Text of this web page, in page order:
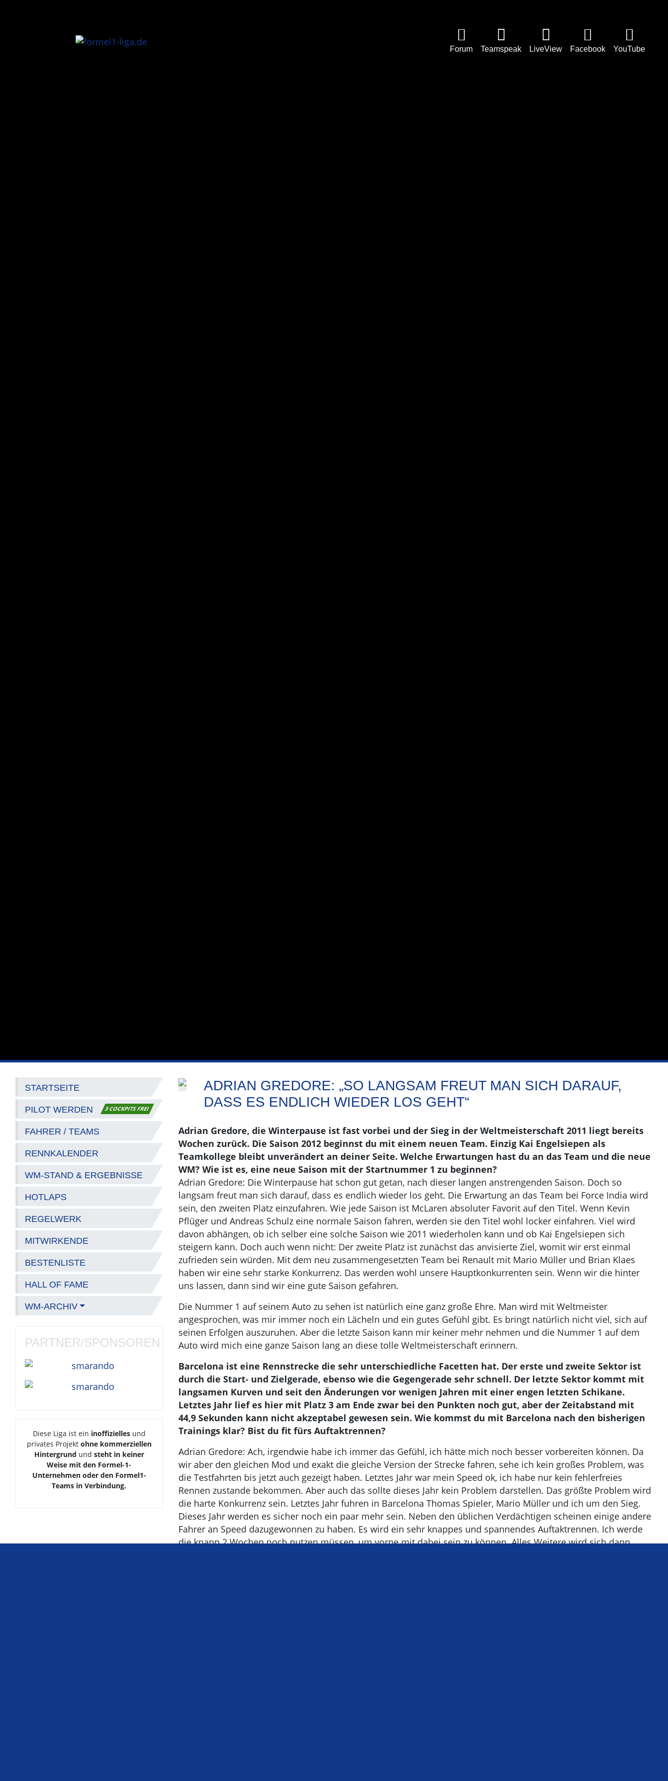
Forum Teamspeak LiveView Facebook YouTube
STARTSEITE
PILOT WERDEN 3 COCKPITS FREI
FAHRER / TEAMS
RENNKALENDER
WM-STAND & ERGEBNISSE
HOTLAPS
REGELWERK
MITWIRKENDE
BESTENLISTE
HALL OF FAME
WM-ARCHIV
PARTNER/SPONSOREN
Diese Liga ist ein inoffiziellesund
privates Projekt ohne kommerziellen
Hintergrund und steht in keiner
Weise mit den Formel-1-
Unternehmen oder den Formel1-
Teams in Verbindung.
ADRIAN GREDORE: „SO LANGSAM FREUT MAN SICH DARAUF,
DASS ES ENDLICH WIEDER LOS GEHT“
Adrian Gredore, die Winterpause ist fast vorbei und der Sieg in der Weltmeisterschaft 2011 liegt bereits
Wochen zurück. Die Saison 2012 beginnst du mit einem neuen Team. Einzig Kai Engelsiepen als
Teamkollege bleibt unverändert an deiner Seite. Welche Erwartungen hast du an das Team und die neue
WM? Wie ist es, eine neue Saison mit der Startnummer 1 zu beginnen?
Adrian Gredore: Die Winterpause hat schon gut getan, nach dieser langen anstrengenden Saison. Doch so
langsam freut man sich darauf, dass es endlich wieder los geht. Die Erwartung an das Team bei Force India wird
sein, den zweiten Platz einzufahren. Wie jede Saison ist McLaren absoluter Favorit auf den Titel. Wenn Kevin
Pflüger und Andreas Schulz eine normale Saison fahren, werden sie den Titel wohl locker einfahren. Viel wird
davon abhängen, ob ich selber eine solche Saison wie 2011 wiederholen kann und ob Kai Engelsiepen sich
steigern kann. Doch auch wenn nicht: Der zweite Platz ist zunächst das anvisierte Ziel, womit wir erst einmal
zufrieden sein würden. Mit dem neu zusammengesetzten Team bei Renault mit Mario Müller und Brian Klaes
haben wir eine sehr starke Konkurrenz. Das werden wohl unsere Hauptkonkurrenten sein. Wenn wir die hinter
uns lassen, dann sind wir eine gute Saison gefahren.
Die Nummer 1 auf seinem Auto zu sehen ist natürlich eine ganz große Ehre. Man wird mit Weltmeister
angesprochen, was mir immer noch ein Lächeln und ein gutes Gefühl gibt. Es bringt natürlich nicht viel, sich auf
seinen Erfolgen auszuruhen. Aber die letzte Saison kann mir keiner mehr nehmen und die Nummer 1 auf dem
Auto wird mich eine ganze Saison lang an diese tolle Weltmeisterschaft erinnern.
Barcelona ist eine Rennstrecke die sehr unterschiedliche Facetten hat. Der erste und zweite Sektor ist
durch die Start- und Zielgerade, ebenso wie die Gegengerade sehr schnell. Der letzte Sektor kommt mit
langsamen Kurven und seit den Änderungen vor wenigen Jahren mit einer engen letzten Schikane.
Letztes Jahr lief es hier mit Platz 3 am Ende zwar bei den Punkten noch gut, aber der Zeitabstand mit
44,9 Sekunden kann nicht akzeptabel gewesen sein. Wie kommst du mit Barcelona nach den bisherigen
Trainings klar? Bist du fit fürs Auftaktrennen?
Adrian Gredore: Ach, irgendwie habe ich immer das Gefühl, ich hätte mich noch besser vorbereiten können. Da
wir aber den gleichen Mod und exakt die gleiche Version der Strecke fahren, sehe ich kein großes Problem, was
die Testfahrten bis jetzt auch gezeigt haben. Letztes Jahr war mein Speed ok, ich habe nur kein fehlerfreies
Rennen zustande bekommen. Aber auch das sollte dieses Jahr kein Problem darstellen. Das größte Problem wird
die harte Konkurrenz sein. Letztes Jahr fuhren in Barcelona Thomas Spieler, Mario Müller und ich um den Sieg.
Dieses Jahr werden es sicher noch ein paar mehr sein. Neben den üblichen Verdächtigen scheinen einige andere
Fahrer an Speed dazugewonnen zu haben. Es wird ein sehr knappes und spannendes Auftaktrennen. Ich werde
die knapp 2 Wochen noch nutzen müssen, um vorne mit dabei sein zu können. Alles Weitere wird sich dann